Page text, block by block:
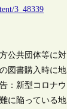
3_48339
公共団体等に対
図書購入時に地
：新型コロナウ
に陥っている地